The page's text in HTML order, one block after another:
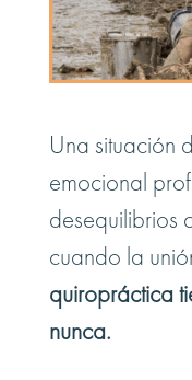
Una situación
emocional
desequilibrios
cuando la
quiropráctica
nunca.